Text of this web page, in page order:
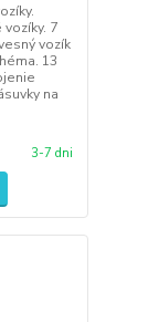
7
vozík
13
na
3-7 dni